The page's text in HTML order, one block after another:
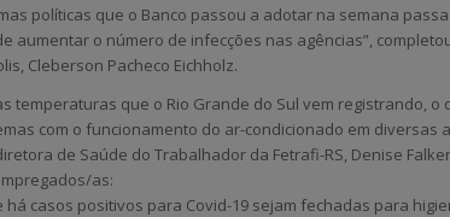
políticas que o Banco passou a adotar na semana
aumentar o número de infecções nas agências”,
Cleberson Pacheco Eichholz.
temperaturas que o Rio Grande do Sul vem registrando, o
com o funcionamento do ar-condicionado em diversas
de Saúde do Trabalhador da Fetrafi-RS, Denise
as:
há casos positivos para Covid-19 sejam fechadas para